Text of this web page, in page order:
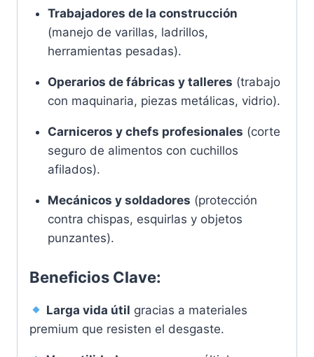
Trabajadores de la construcción
(manejo de varillas, ladrillos,
herramientas pesadas).
Operarios de fábricas y talleres (trabajo
con maquinaria, piezas metálicas, vidrio).
Carniceros y chefs profesionales (corte
seguro de alimentos con cuchillos
afilados).
Mecánicos y soldadores (protección
contra chispas, esquirlas y objetos
punzantes).
Beneficios Clave:
Larga vida útil gracias a materiales
premium que resisten el desgaste.